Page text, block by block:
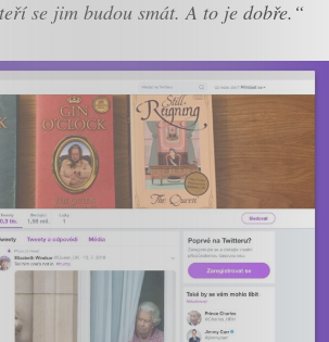
se jim budou smát. A to je dobře.“